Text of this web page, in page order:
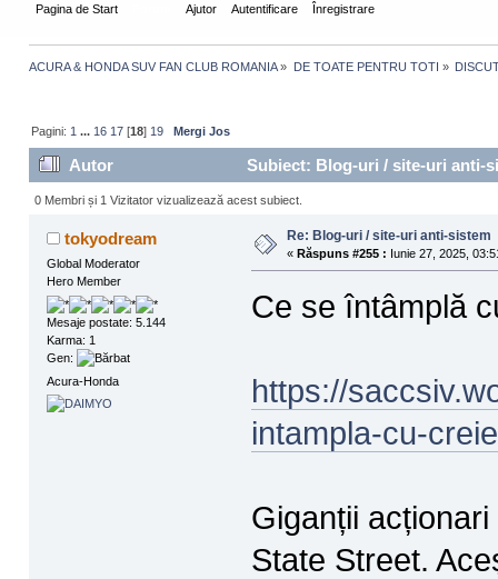
Pagina de Start Ajutor Autentificare Înregistrare
ACURA & HONDA SUV FAN CLUB ROMANIA» DE TOATE PENTRU TOTI »
Pagini: 1 ... 16 17 [18] 19 Mergi Jos
Autor Subiect: Blog-uri / site-uri anti-
0 Membri și 1 Vizitator vizualizează acest subiect.
tokyodream
Global Moderator
Hero Member
Mesaje postate: 5.144
Karma: 1
Gen:
Acura-Honda
Re: Blog-uri / site-uri anti-sistem
« Răspuns #255 : Iunie 27, 2025,
Ce se întâmplă
https://
intampla-cu-
Giganții
State Street.